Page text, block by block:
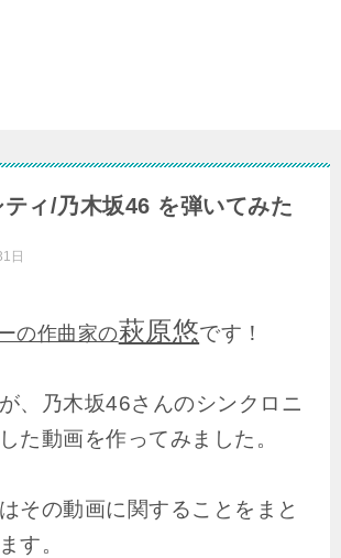
ィ/乃木坂46 を弾いてみた
日
の作曲家の萩原悠です！
、乃木坂46さんのシンクロニ
た動画を作ってみました。
その動画に関することをまと
す。